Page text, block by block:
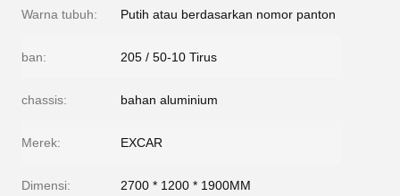
Warna tubuh: Putih atau berdasarkan nomor panton
ban: 205 / 50-10 Tirus
chassis: bahan aluminium
Merek: EXCAR
Dimensi: 2700 * 1200 * 1900MM